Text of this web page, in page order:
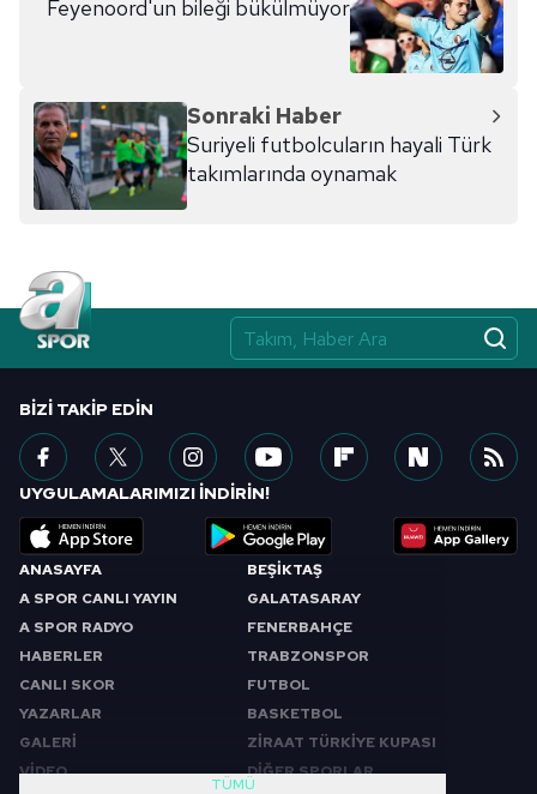
Feyenoord'un bileği bükülmüyor
Sonraki Haber
Suriyeli futbolcuların hayali Türk
takımlarında oynamak
ANASAYFA
A SPOR CANLI YAYIN
A SPOR RADYO
HABERLER
CANLI SKOR
YAZARLAR
GALERİ
VİDEO
BEŞİKTAŞ
GALATASARAY
FENERBAHÇE
TRABZONSPOR
FUTBOL
BASKETBOL
ZİRAAT TÜRKİYE KUPASI
DİĞER SPORLAR
TÜMÜ
BIZI TAKIP EDIN
UYGULAMALARIMIZI İNDİRİN!